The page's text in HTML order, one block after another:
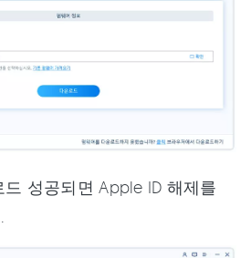
성공되면 Apple ID 해제를